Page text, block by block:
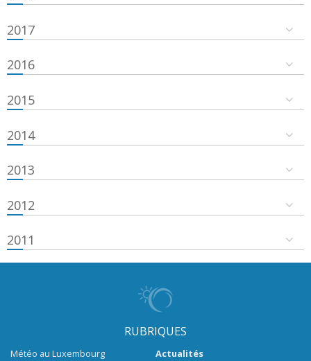
2017
2016
2015
2014
2013
2012
2011
RUBRIQUES
Météo au Luxembourg
Actualités